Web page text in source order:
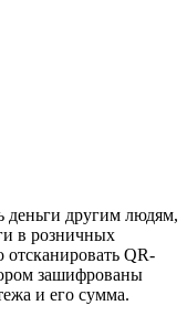
деньги другим людям,
в розничных
QR-
зашифрованы
и его сумма.